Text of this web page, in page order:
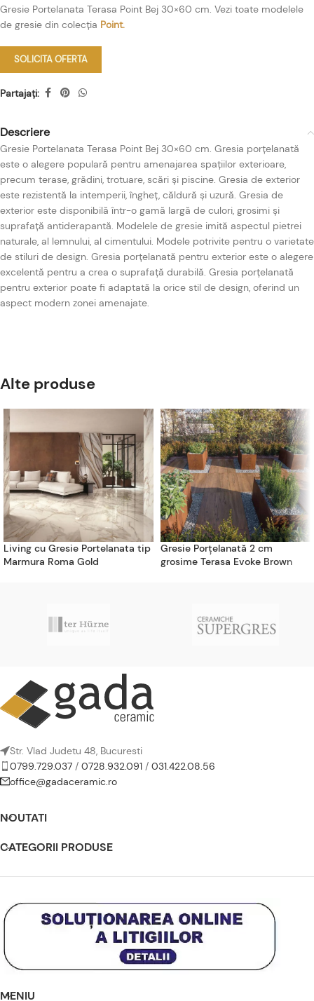
Gresie Portelanata Terasa Point Bej 30×60 cm. Vezi toate modelele
de gresie din colecția Point.
SOLICITA OFERTA
Partajați:
Descriere
Gresie Portelanata Terasa Point Bej 30×60 cm. Gresia porțelanată
este o alegere populară pentru amenajarea spațiilor exterioare,
precum terase, grădini, trotuare, scări și piscine. Gresia de exterior
este rezistentă la intemperii, îngheț, căldură și uzură. Gresia de
exterior este disponibilă într-o gamă largă de culori, grosimi și
suprafață antiderapantă. Modelele de gresie imită aspectul pietrei
naturale, al lemnului, al cimentului. Modele potrivite pentru o varietate
de stiluri de design. Gresia porțelanată pentru exterior este o alegere
excelentă pentru a crea o suprafață durabilă. Gresia porțelanată
pentru exterior poate fi adaptată la orice stil de design, oferind un
aspect modern zonei amenajate.
Alte produse
Living cu Gresie Portelanata tip
Marmura Roma Gold
Gresie Porțelanată 2 cm
grosime Terasa Evoke Brown
Str. Vlad Judetu 48, Bucuresti
0799.729.037 / 0728.932.091 / 031.422.08.56
office@gadaceramic.ro
NOUTATI
CATEGORII PRODUSE
MENIU